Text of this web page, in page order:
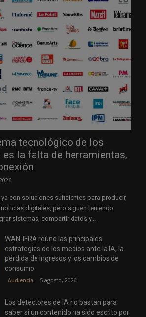
tecnológico de los
es la falta de herramientas,
con soluciones suficientes para producir,
digitales, pero siguen teniendo
sistemas, compartir datos y...
WAN-IFRA reúne las principales
estrategias de los medios ante la IA, la
pérdida de ingresos y los cambios de
consumo
Audiencia 5 agosto, 2026
Los detectores de IA no bastan para
saber si un contenido ha sido escrito por